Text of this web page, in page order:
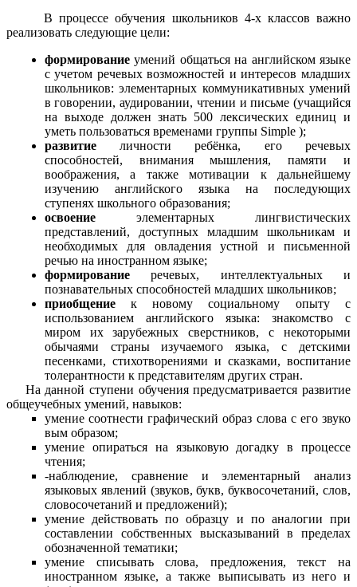
В процессе обучения школьников 4-х классов важно
реализовать следующие цели:
формированиеумений общаться на английском языке
с учетом речевых возможностей и интересов младших
школьников: элементарных коммуникативных умений
в говорении, аудировании, чтении и письме (учащийся
на выходе должен знать 500 лексических единиц и
уметь пользоваться временами группы Simple );
развитиеличности ребёнка, его речевых
способностей, внимания мышления, памяти и
воображения, а также мотивации к дальнейшему
изучению английского языка на последующих
ступенях школьного образования;
освоение элементарных лингвистических
представлений, доступных младшим школьникам и
необходимых для овладения устной и письменной
речью на иностранном языке;
формированиеречевых, интеллектуальных и
познавательных способностей младших школьников;
приобщениек новому социальному опыту с
использованием английского языка: знакомство с
миром их зарубежных сверстников, с некоторыми
обычаями страны изучаемого языка, с детскими
песенками, стихотворениями и сказками, воспитание
толерантности к представителям других стран.
На данной ступени обучения предусматривается развитие
общеучебных умений, навыков:
умение соотнести графический образ слова с его звуко
вым образом;
умение опираться на языковую догадку в процессе
чтения;
-наблюдение, сравнение и элементарный анализ
языковых явлений (звуков, букв, буквосочетаний, слов,
словосочетаний и предложений);
умение действовать по образцу и по аналогии при
составлении собственных высказываний в пределах
обозначенной тематики;
умение списывать слова, предложения, текст на
иностранном языке, а также выписывать из него и